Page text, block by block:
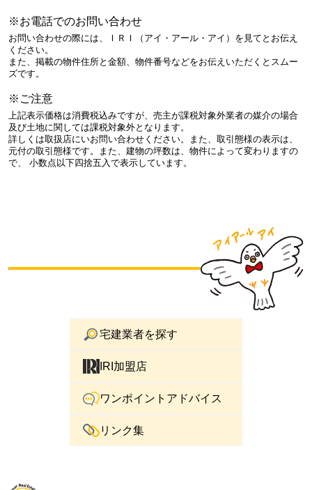
※お電話でのお問い合わせ
お問い合わせの際には、ＩＲＩ（アイ・アール・アイ）を見てとお伝え
ください。
また、掲載の物件住所と金額、物件番号などをお伝えいただくとスムー
ズです。
※ご注意
上記表示価格は消費税込みですが、売主が課税対象外業者の媒介の場合
及び土地に関しては課税対象外となります。
詳しくは取扱店にいお問い合わせください。また、取引態様の表示は、
元付の取引態様です。また、建物の坪数は、物件によって変わりますの
で、 小数点以下四捨五入で表示しています。
宅建業者を探す
IRI加盟店
ワンポイントアドバイス
リンク集